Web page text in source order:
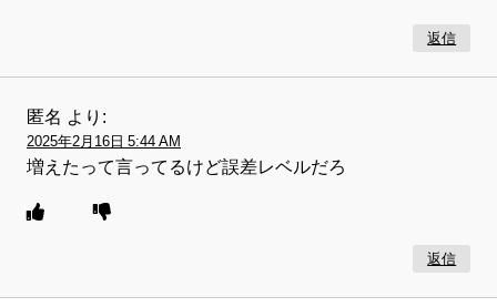
返信
匿名 より:
2025年2月16日 5:44 AM
増えたって言ってるけど誤差レベルだろ
返信